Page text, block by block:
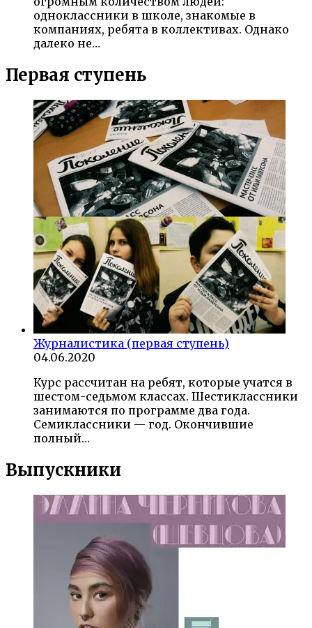
одноклассники в школе, знакомые в
компаниях, ребята в коллективах. Однако
далеко не…
Первая ступень
Журналистика (первая ступень)
04.06.2020
Курс рассчитан на ребят, которые учатся в
шестом-седьмом классах. Шестиклассники
занимаются по программе два года.
Семиклассники — год. Окончившие
полный…
Выпускники